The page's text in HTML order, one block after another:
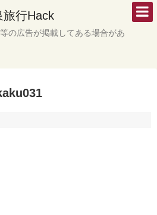
旅行Hack
の広告が掲載してある場合があ